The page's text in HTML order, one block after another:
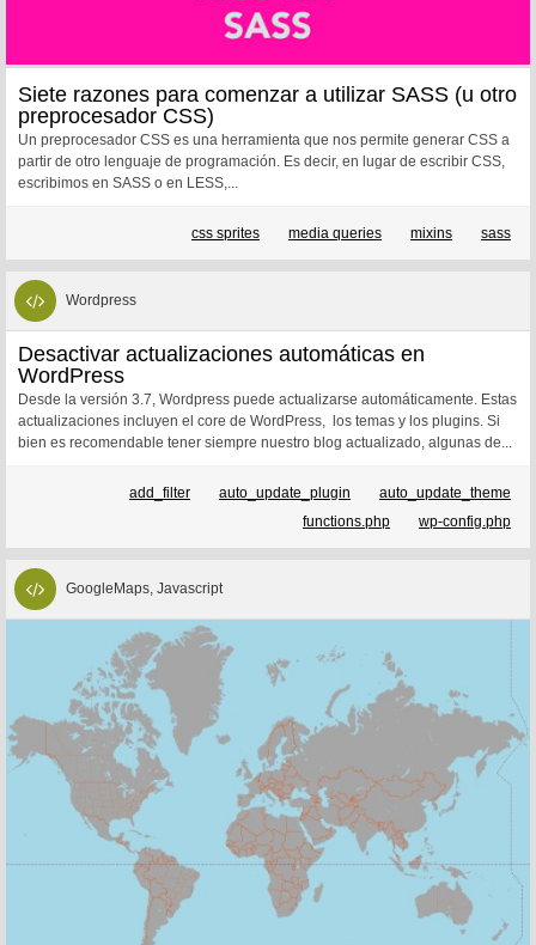
Siete razones para comenzar a utilizar SASS (u otro
preprocesador CSS)
Un preprocesador CSS es una herramienta que nos permite generar CSS a
partir de otro lenguaje de programación. Es decir, en lugar de escribir CSS,
escribimos en SASS o en LESS,...
css sprites media queries mixins sass
Wordpress
Desactivar actualizaciones automáticas en
WordPress
Desde la versión 3.7, Wordpress puede actualizarse automáticamente. Estas
actualizaciones incluyen el core de WordPress, los temas y los plugins. Si
bien es recomendable tener siempre nuestro blog actualizado, algunas de...
add_filter auto_update_plugin
auto_update_theme
functions.php
wp-config.php
GoogleMaps, Javascript